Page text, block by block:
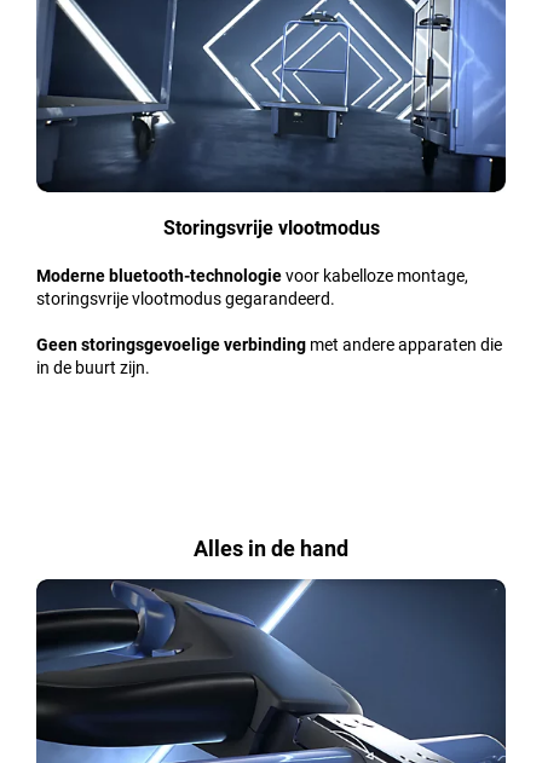
Storingsvrije vlootmodus
Moderne bluetooth-technologievoor kabelloze montage,
storingsvrije vlootmodus gegarandeerd.
Geen storingsgevoelige verbinding met andere apparaten die
in de buurt zijn.
Alles in de hand